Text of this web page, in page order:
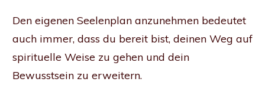
Den eigenen Seelenplan anzunehmen bedeutet
auch immer, dass du bereit bist, deinen Weg auf
spirituelle Weise zu gehen und dein
Bewusstsein zu erweitern.